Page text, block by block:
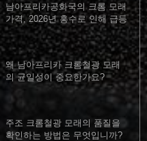
남아프리카공화국의 크롬 모래
가격, 2026년 홍수로 인해 급등
왜 남아프리카 크롬철광 모래
의 균일성이 중요한가요?
주조 크롬철광 모래의 품질을
확인하는 방법은 무엇입니까?